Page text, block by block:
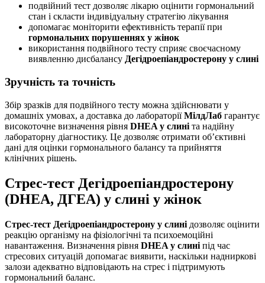
подвійний тест дозволяє лікарю оцінити гормональний
стан і скласти індивідуальну стратегію лікування
допомагає моніторити ефективність терапії при
гормональних порушеннях у жінок
використання подвійного тесту сприяє своєчасному
виявленню дисбалансу Дегідроепіандростерону у слині
Зручність та точність
Збір зразків для подвійного тесту можна здійснювати у
домашніх умовах, а доставка до лабораторіїМілдЛаб гарантує
високоточне визначення рівня DHEA у слині та надійну
лабораторну діагностику. Це дозволяє отримати об’єктивні
дані для оцінки гормонального балансу та прийняття
клінічних рішень.
Стрес-тест Дегідроепіандростерону
(DHEA, ДГЕА) у слині у жінок
Стрес-тест Дегідроепіандростерону у слині дозволяє оцінити
реакцію організму на фізіологічні та психоемоційні
навантаження. Визначення рівня DHEA у слині під час
стресових ситуацій допомагає виявити, наскільки надниркові
залози адекватно відповідають на стрес і підтримують
гормональний баланс.